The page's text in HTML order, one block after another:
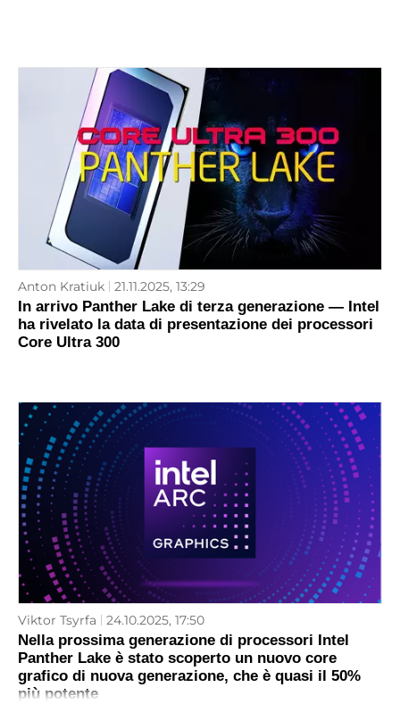
Anton Kratiuk 21.11.2025, 13:29
In arrivo Panther Lake di terza generazione — Intel
ha rivelato la data di presentazione dei processori
Core Ultra 300
Viktor Tsyrfa 24.10.2025, 17:50
Nella prossima generazione di processori Intel
Panther Lake è stato scoperto un nuovo core
grafico di nuova generazione, che è quasi il 50%
più potente